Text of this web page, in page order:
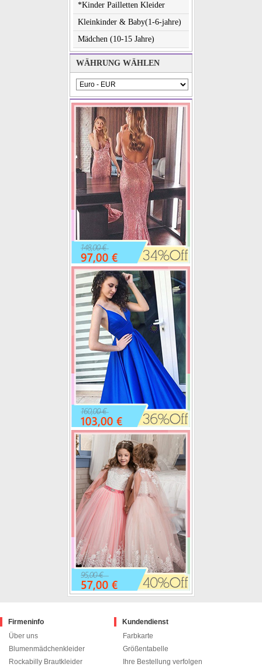
*Kinder Pailletten Kleider
Kleinkinder & Baby(1-6-jahre)
Mädchen (10-15 Jahre)
WÄHRUNG WÄHLEN
Firmeninfo
Über uns
Blumenmädchenkleider
Rockabilly Brautkleider
Kundendienst
Farbkarte
Größentabelle
Ihre Bestellung verfolgen